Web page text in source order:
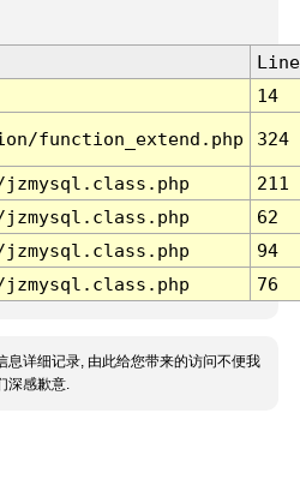
Line
14
function_extend.php 324
211
62
94
76
息详细记录, 由此给您带来的访问不便我
深感歉意.